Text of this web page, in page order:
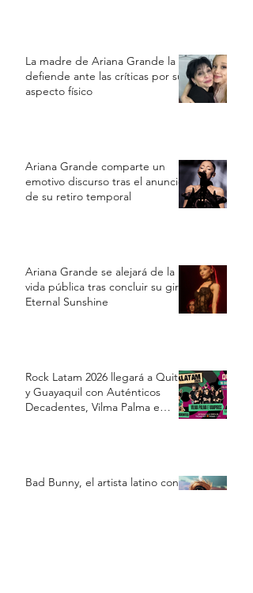
La madre de Ariana Grande la
defiende ante las críticas por su
aspecto físico
Ariana Grande comparte un
emotivo discurso tras el anuncio
de su retiro temporal
Ariana Grande se alejará de la
vida pública tras concluir su gira
Eternal Sunshine
Rock Latam 2026 llegará a Quito
y Guayaquil con Auténticos
Decadentes, Vilma Palma e
Bad Bunny, el artista latino con